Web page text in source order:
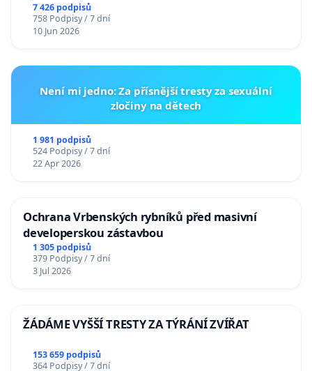
7 426 podpisů
758 Podpisy / 7 dní
10 Jun 2026
Není mi jedno: Za přísnější tresty za sexuální
zločiny na dětech
1 981 podpisů
524 Podpisy / 7 dní
22 Apr 2026
Ochrana Vrbenských rybníků před masivní
developerskou zástavbou
1 305 podpisů
379 Podpisy / 7 dní
3 Jul 2026
ŽÁDÁME VYŠŠÍ TRESTY ZA TÝRÁNÍ ZVÍŘAT
153 659 podpisů
364 Podpisy / 7 dní